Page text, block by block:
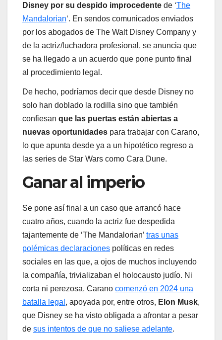
Disney por su despido improcedente de ‘The
Mandalorian‘. En sendos comunicados enviados
por los abogados de The Walt Disney Company y
de la actriz/luchadora profesional, se anuncia que
se ha llegado a un acuerdo que pone punto final
al procedimiento legal.
De hecho, podríamos decir que desde Disney no
solo han doblado la rodilla sino que también
confiesan que las puertas están abiertas a
nuevas oportunidades para trabajar con Carano,
lo que apunta desde ya a un hipotético regreso a
las series de Star Wars como Cara Dune.
Ganar al imperio
Se pone así final a un caso que arrancó hace
cuatro años, cuando la actriz fue despedida
tajantemente de ‘The Mandalorian’ tras unas
polémicas declaraciones políticas en redes
sociales en las que, a ojos de muchos incluyendo
la compañía, trivializaban el holocausto judío. Ni
corta ni perezosa, Carano comenzó en 2024 una
batalla legal , apoyada por, entre otros, Elon Musk,
que Disney se ha visto obligada a afrontar a pesar
de sus intentos de que no saliese adelante.